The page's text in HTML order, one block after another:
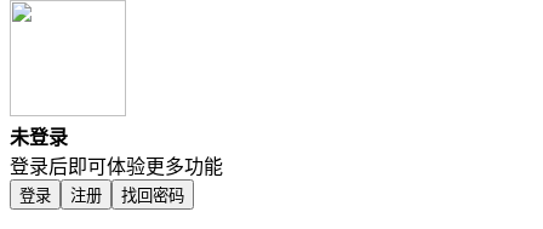
未登录
登录后即可体验更多功能
登录 注册 找回密码